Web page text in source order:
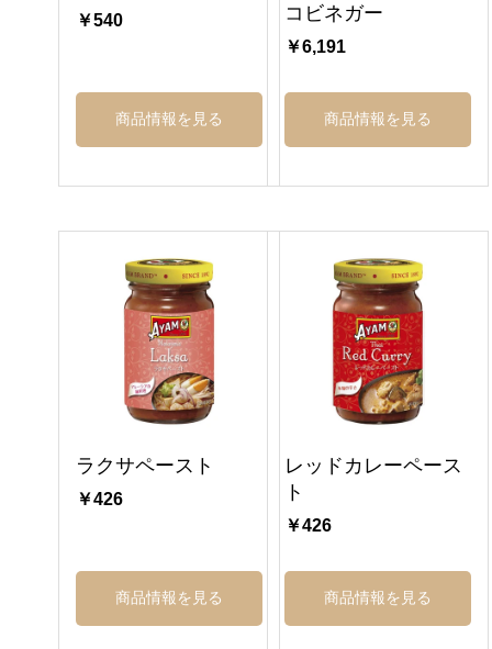
￥540
商品情報を見る
コビネガー
￥6,191
商品情報を見る
ラクサペースト
￥426
商品情報を見る
レッドカレーペース
ト
￥426
商品情報を見る